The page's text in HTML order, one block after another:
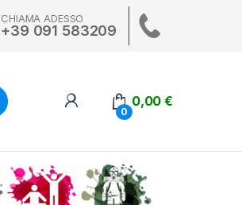
CHIAMA ADESSO
+39 091 583209
0
0,00€
SCIENCE ALTRI SPORT